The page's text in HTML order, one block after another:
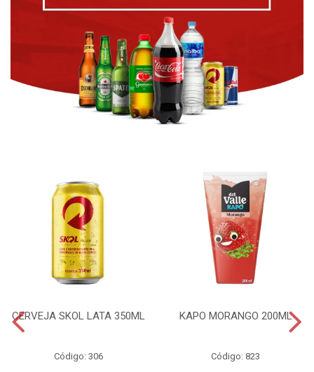
CERVEJA SKOL LATA 350ML
Código: 306
KAPO MORANGO 200ML
Código: 823